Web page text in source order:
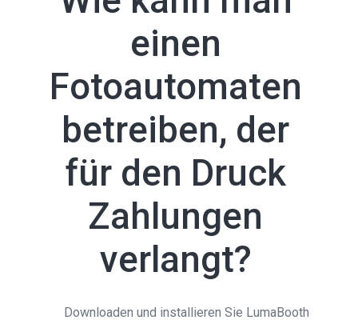
einen
Fotoautomaten
betreiben, der
für den Druck
Zahlungen
verlangt?
Downloaden und installieren Sie LumaBooth